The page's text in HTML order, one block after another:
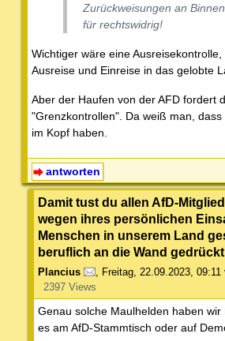
Zurückweisungen an
für rechtswidrig!
Wichtiger wäre eine
Ausreise und Einreise in das gelobte
Aber der Haufen von der AFD fordert
"Grenzkontrollen". Da weiß man,
im Kopf haben.
antworten
Damit tust du allen AfD-
wegen ihres persönlichen
Menschen in unserem Land
beruflich an die Wand
Plancius , Freitag, 22.09.2023, 09:11
2397 Views
Genau solche Maulhelden haben
es am AfD-Stammtisch oder auf